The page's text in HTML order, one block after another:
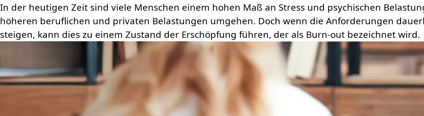
In der heutigen Zeit sind viele Men­schen einem hohen Maß an Stress und psy­chisch­en
höheren beruf­lichen und pri­va­ten Be­las­tun­gen um­gehen. Doch wenn die An­for­der­un­gen
steigen, kann dies zu einem Zu­stand der Er­schöpfung führen, der als Burn-out be­zeich­net wird.